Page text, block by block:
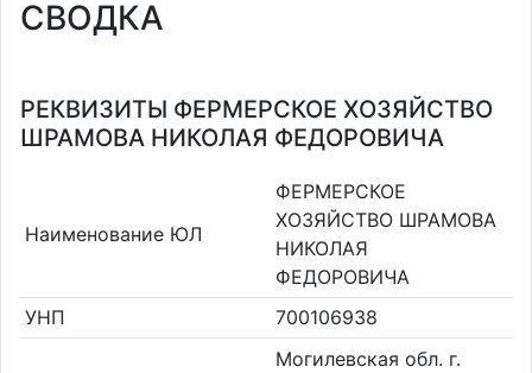
СВОДКА
РЕКВИЗИТЫ ФЕРМЕРСКОЕ ХОЗЯЙСТВО
ШРАМОВА НИКОЛАЯ ФЕДОРОВИЧА
Наименование ЮЛ
ФЕРМЕРСКОЕ
ХОЗЯЙСТВО ШРАМОВА
НИКОЛАЯ
ФЕДОРОВИЧА
УНП
700106938
Могилевская обл. г.